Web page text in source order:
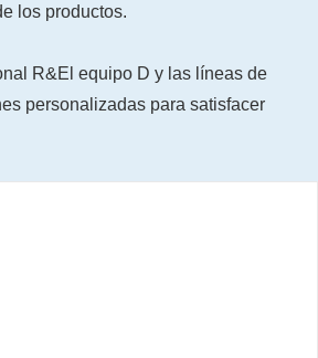
los productos.
R&El equipo D y las líneas de
personalizadas para satisfacer